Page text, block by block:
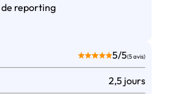
de reporting
5/5(5 avis)
2,5 jours